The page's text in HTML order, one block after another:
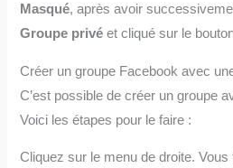
Masqué, après avoir
Groupe privé et cliqué sur le
Créer un groupe Facebook avec
C’est possible de créer un groupe
Voici les étapes pour le faire :
Cliquez sur le menu de droite.